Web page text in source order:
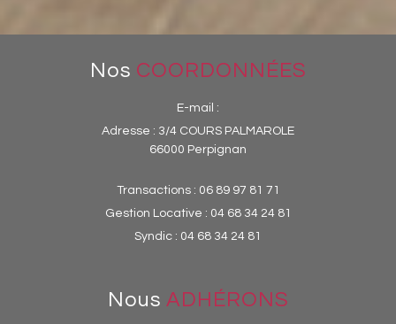
Nos COORDONNÉES
E-mail :
Adresse : 3/4 COURS PALMAROLE
66000 Perpignan
Transactions : 06 89 97 81 71
Gestion Locative : 04 68 34 24 81
Syndic : 04 68 34 24 81
Nous ADHÉRONS